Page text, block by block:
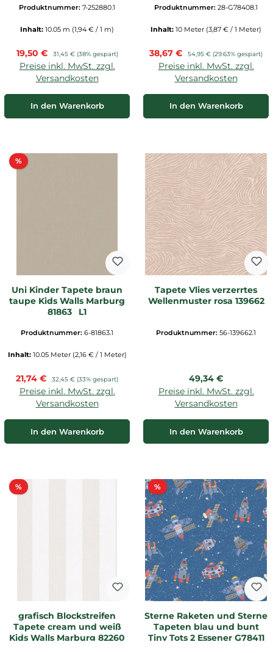
Produktnummer: 7-252880.1
Inhalt: 10.05 m (1,94 € / 1 m)
Verkaufspreis:
19,50 € Regulärer Preis:
31,45 € (38% gespart)
Preise inkl. MwSt. zzgl.
Versandkosten
In den Warenkorb
Produktnummer: 28-G78408.1
Inhalt: 10 Meter (3,87 € / 1 Meter)
Verkaufspreis:
38,67 € Regulärer Preis:
54,95 € (29.63% gespart)
Preise inkl. MwSt. zzgl.
Versandkosten
In den Warenkorb
%Rabatt
Uni Kinder Tapete braun
taupe Kids Walls Marburg
81863 _L1
Produktnummer: 6-81863.1
Inhalt: 10.05 Meter (2,16 € / 1 Meter)
Verkaufspreis:
21,74 € Regulärer Preis:
32,45 € (33% gespart)
Preise inkl. MwSt. zzgl.
Versandkosten
In den Warenkorb
Tapete Vlies verzerrtes
Wellenmuster rosa 139662
Produktnummer: 56-139662.1
Regulärer Preis:
49,34 €
Preise inkl. MwSt. zzgl.
Versandkosten
In den Warenkorb
%Rabatt
grafisch Blockstreifen
Tapete cream und weiß
Kids Walls Marburg 82260
%Rabatt
Sterne Raketen und Sterne
Tapeten blau und bunt
Tiny Tots 2 Essener G78411